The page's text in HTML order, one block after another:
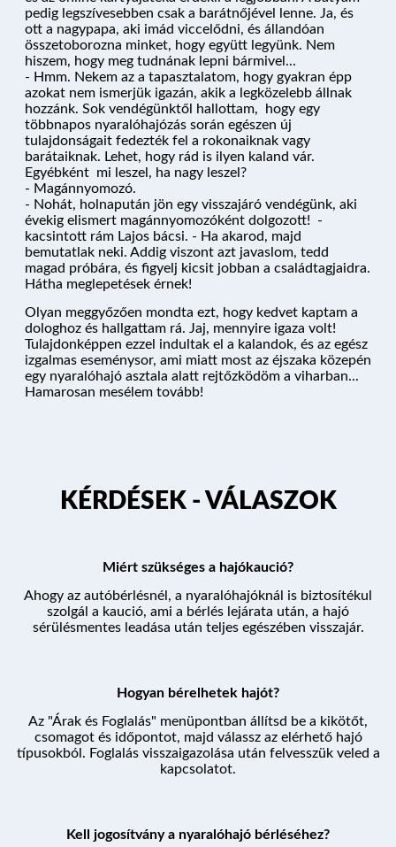
KÉRDÉSEK
PROGRAM
ÁRAK ÉS FOGLALÁS
pedig legszívesebben csak a barátnőjével lenne. Ja, és
ott a nagypapa, aki imád viccelődni, és állandóan
összetoborozna minket, hogy együtt legyünk. Nem
hiszem, hogy meg tudnának lepni bármivel...
- Hmm. Nekem az a tapasztalatom, hogy gyakran épp
azokat nem ismerjük igazán, akik a legközelebb állnak
hozzánk. Sok vendégünktől hallottam, hogy egy
többnapos nyaralóhajózás során egészen új
tulajdonságait fedezték fel a rokonaiknak vagy
barátaiknak. Lehet, hogy rád is ilyen kaland vár.
Egyébként mi leszel, ha nagy leszel?
- Magánnyomozó.
- Nohát, holnapután jön egy visszajáró vendégünk, aki
évekig elismert magánnyomozóként dolgozott! -
kacsintott rám Lajos bácsi. - Ha akarod, majd
bemutatlak neki. Addig viszont azt javaslom, tedd
magad próbára, és figyelj kicsit jobban a családtagjaidra.
Hátha meglepetések érnek!
Olyan meggyőzően mondta ezt, hogy kedvet kaptam a
dologhoz és hallgattam rá. Jaj, mennyire igaza volt!
Tulajdonképpen ezzel indultak el a kalandok, és az egész
izgalmas eseménysor, ami miatt most az éjszaka közepén
egy nyaralóhajó asztala alatt rejtőzködöm a viharban...
Hamarosan mesélem tovább!
KÉRDÉSEK - VÁLASZOK
Miért szükséges a hajókaució?
Ahogy az autóbérlésnél, a nyaralóhajóknál is biztosítékul
szolgál a kaució, ami a bérlés lejárata után, a hajó
sérülésmentes leadása után teljes egészében visszajár.
Hogyan bérelhetek hajót?
Az "Árak és Foglalás" menüpontban állítsd be a kikötőt,
csomagot és időpontot, majd válassz az elérhető hajó
típusokból. Foglalás visszaigazolása után felvesszük veled a
kapcsolatot.
Kell jogosítvány a nyaralóhajó bérléséhez?